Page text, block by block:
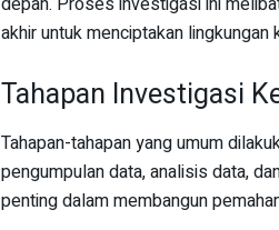
akhir untuk menciptakan
Tahapan Investigasi
Tahapan-tahapan yang umum
pengumpulan data, analisis data,
penting dalam membangun